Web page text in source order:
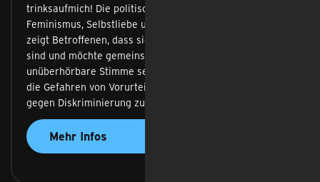
trinksaufmich! Die politische Influencerin setzt sich für
Feminismus, Selbstliebe und LGBTQ+-Rechte ein. Sie
zeigt Betroffenen, dass sie mit dem Erlebtem nicht allein
sind und möchte gemeinsam mit ihnen eine
unüberhörbare Stimme sein. Gleichzeitig macht sie auf
die Gefahren von Vorurteilen aufmerksam und ermutigt,
gegen Diskriminierung zu kämpfen.
Mehr Infos